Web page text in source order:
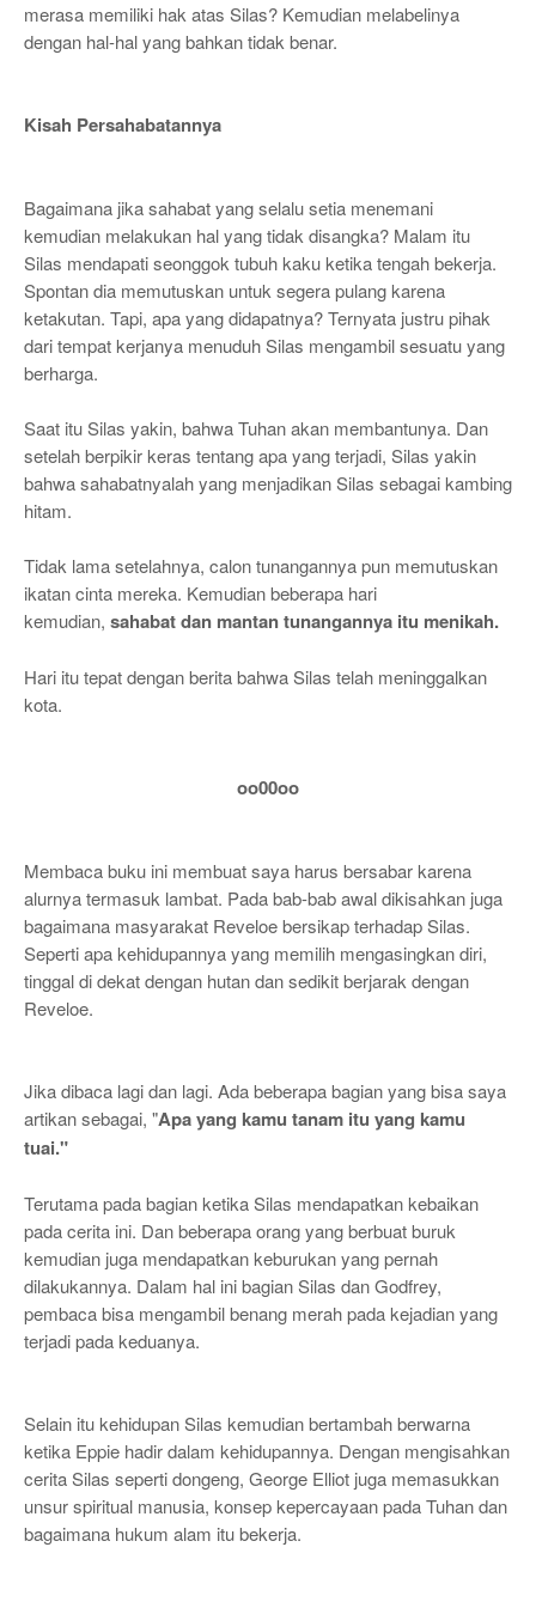
merasa memiliki hak atas Silas? Kemudian melabelinya
dengan hal-hal yang bahkan tidak benar.
Kisah Persahabatannya
Bagaimana jika sahabat yang selalu setia menemani
kemudian melakukan hal yang tidak disangka? Malam itu
Silas mendapati seonggok tubuh kaku ketika tengah bekerja.
Spontan dia memutuskan untuk segera pulang karena
ketakutan. Tapi, apa yang didapatnya? Ternyata justru pihak
dari tempat kerjanya menuduh Silas mengambil sesuatu yang
berharga.
Saat itu Silas yakin, bahwa Tuhan akan membantunya. Dan
setelah berpikir keras tentang apa yang terjadi, Silas yakin
bahwa sahabatnyalah yang menjadikan Silas sebagai kambing
hitam.
Tidak lama setelahnya, calon tunangannya pun memutuskan
ikatan cinta mereka. Kemudian beberapa hari
kemudian, sahabat dan mantan tunangannya itu menikah.
Hari itu tepat dengan berita bahwa Silas telah meninggalkan
kota.
oo00oo
Membaca buku ini membuat saya harus bersabar karena
alurnya termasuk lambat. Pada bab-bab awal dikisahkan juga
bagaimana masyarakat Reveloe bersikap terhadap Silas.
Seperti apa kehidupannya yang memilih mengasingkan diri,
tinggal di dekat dengan hutan dan sedikit berjarak dengan
Reveloe.
Jika dibaca lagi dan lagi. Ada beberapa bagian yang bisa saya
artikan sebagai, "Apa yang kamu tanam itu yang kamu
tuai."
Terutama pada bagian ketika Silas mendapatkan kebaikan
pada cerita ini. Dan beberapa orang yang berbuat buruk
kemudian juga mendapatkan keburukan yang pernah
dilakukannya. Dalam hal ini bagian Silas dan Godfrey,
pembaca bisa mengambil benang merah pada kejadian yang
terjadi pada keduanya.
Selain itu kehidupan Silas kemudian bertambah berwarna
ketika Eppie hadir dalam kehidupannya. Dengan mengisahkan
cerita Silas seperti dongeng, George Elliot juga memasukkan
unsur spiritual manusia, konsep kepercayaan pada Tuhan dan
bagaimana hukum alam itu bekerja.